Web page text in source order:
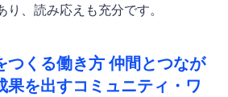
り、読み応えも充分です。
つくる働き方 仲間とつなが
果を出すコミュニティ・ワ